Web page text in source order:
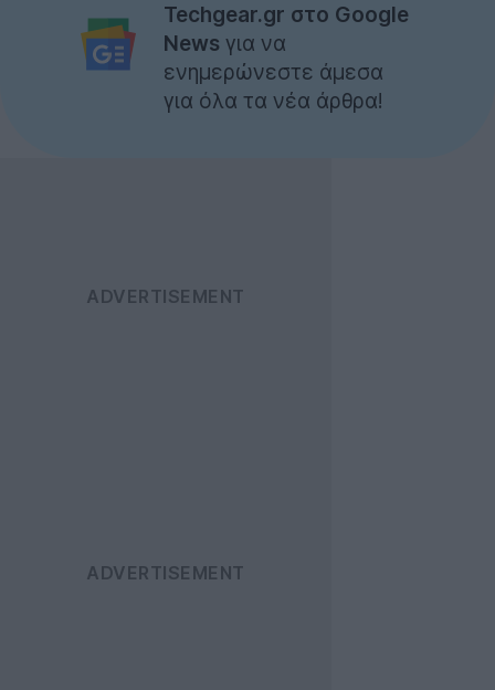
Techgear.gr στο Google
News για να
ενημερώνεστε άμεσα
για όλα τα νέα άρθρα!